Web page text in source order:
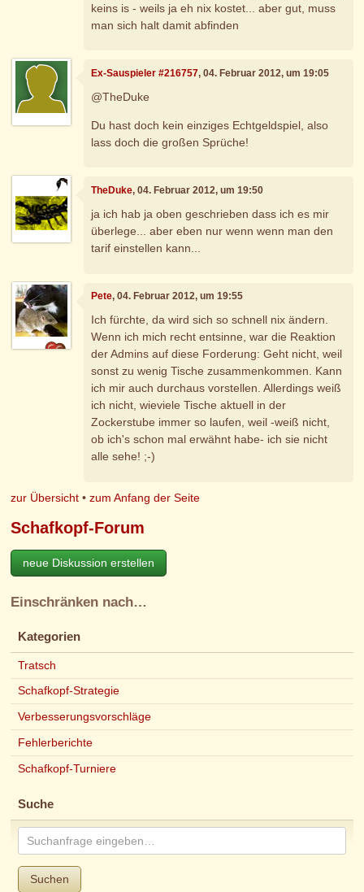
keins is - weils ja eh nix kostet... aber gut, muss
man sich halt damit abfinden
Ex-Sauspieler #216757, 04. Februar 2012, um 19:05
@TheDuke
Du hast doch kein einziges Echtgeldspiel, also
lass doch die großen Sprüche!
TheDuke, 04. Februar 2012, um 19:50
ja ich hab ja oben geschrieben dass ich es mir
überlege... aber eben nur wenn wenn man den
tarif einstellen kann...
Pete, 04. Februar 2012, um 19:55
Ich fürchte, da wird sich so schnell nix ändern.
Wenn ich mich recht entsinne, war die Reaktion
der Admins auf diese Forderung: Geht nicht, weil
sonst zu wenig Tische zusammenkommen. Kann
ich mir auch durchaus vorstellen. Allerdings weiß
ich nicht, wieviele Tische aktuell in der
Zockerstube immer so laufen, weil -weiß nicht,
ob ich's schon mal erwähnt habe- ich sie nicht
alle sehe! ;-)
zur Übersicht •zum Anfang der Seite
Schafkopf-Forum
neue Diskussion erstellen
Einschränken nach…
Kategorien
Tratsch
Schafkopf-Strategie
Verbesserungsvorschläge
Fehlerberichte
Schafkopf-Turniere
Suche
Suchen